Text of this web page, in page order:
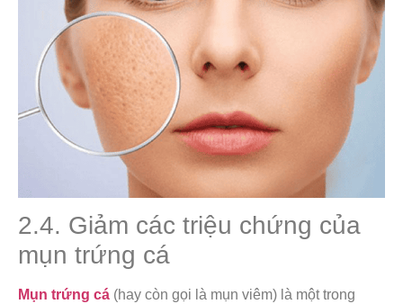
2.4. Giảm các triệu chứng của
mụn trứng cá
Mụn trứng cá (hay còn gọi là mụn viêm) là một trong